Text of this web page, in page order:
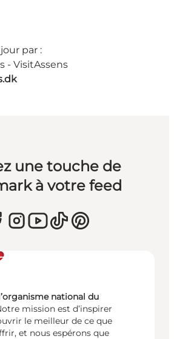
par :
- VisitAssens
une touche de
à votre feed
national du
mission est d’inspirer
le meilleur de ce que
et nous espérons que